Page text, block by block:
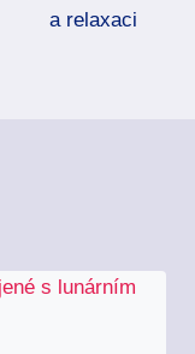
a relaxaci